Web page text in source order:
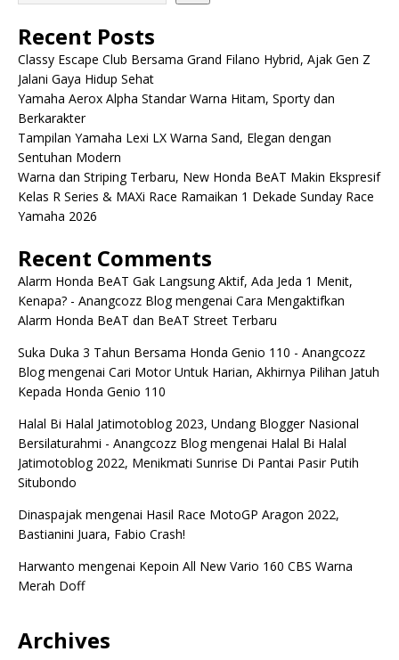
Recent Posts
Classy Escape Club Bersama Grand Filano Hybrid, Ajak Gen Z
Jalani Gaya Hidup Sehat
Yamaha Aerox Alpha Standar Warna Hitam, Sporty dan
Berkarakter
Tampilan Yamaha Lexi LX Warna Sand, Elegan dengan
Sentuhan Modern
Warna dan Striping Terbaru, New Honda BeAT Makin Ekspresif
Kelas R Series & MAXi Race Ramaikan 1 Dekade Sunday Race
Yamaha 2026
Recent Comments
Alarm Honda BeAT Gak Langsung Aktif, Ada Jeda 1 Menit,
Kenapa? - Anangcozz Blogmengenai Cara Mengaktifkan
Alarm Honda BeAT dan BeAT Street Terbaru
Suka Duka 3 Tahun Bersama Honda Genio 110 - Anangcozz
Blogmengenai Cari Motor Untuk Harian, Akhirnya Pilihan Jatuh
Kepada Honda Genio 110
Halal Bi Halal Jatimotoblog 2023, Undang Blogger Nasional
Bersilaturahmi - Anangcozz Blogmengenai Halal Bi Halal
Jatimotoblog 2022, Menikmati Sunrise Di Pantai Pasir Putih
Situbondo
Dinaspajak mengenai Hasil Race MotoGP Aragon 2022,
Bastianini Juara, Fabio Crash!
Harwanto mengenai Kepoin All New Vario 160 CBS Warna
Merah Doff
Archives